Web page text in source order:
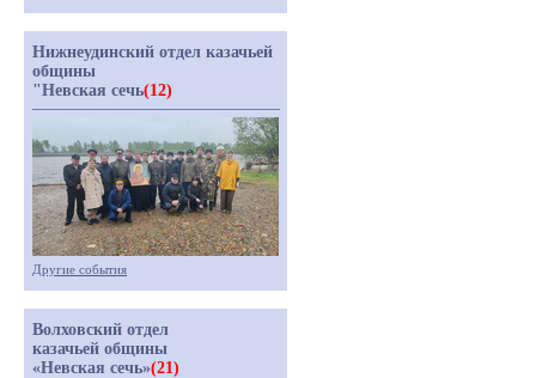
Нижнеудинский отдел казачьей
общины
"Невская сечь(12)
Другие события
Волховский отдел
казачьей общины
«Невская сечь»(21)